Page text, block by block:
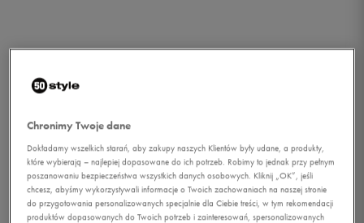
Chronimy Twoje dane
Dokładamy wszelkich starań, aby zakupy naszych Klientów były udane, a produkty,
które wybierają – najlepiej dopasowane do ich potrzeb. Robimy to jednak przy pełnym
poszanowaniu bezpieczeństwa wszystkich danych osobowych. Kliknij „OK”, jeśli
chcesz, abyśmy wykorzystywali informacje o Twoich zachowaniach na naszej stronie
do przygotowania personalizowanych specjalnie dla Ciebie treści, w tym rekomendacji
produktów dopasowanych do Twoich potrzeb i zainteresowań, spersonalizowanych